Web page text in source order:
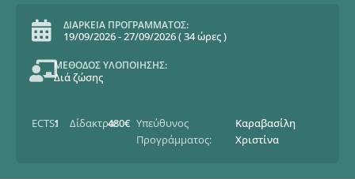
ΔΙΑΡΚΕΙΑ ΠΡΟΓΡΑΜΜΑΤΟΣ:
19/09/2026-27/09/2026(34 ώρες)
ΜΕΘΟΔΟΣ ΥΛΟΠΟΙΗΣΗΣ:
Διά ζώσης
ECTS:1 Δίδακτρα:480€ Υπεύθυνος
Προγράμματος:
Καραβασίλη
Χριστίνα